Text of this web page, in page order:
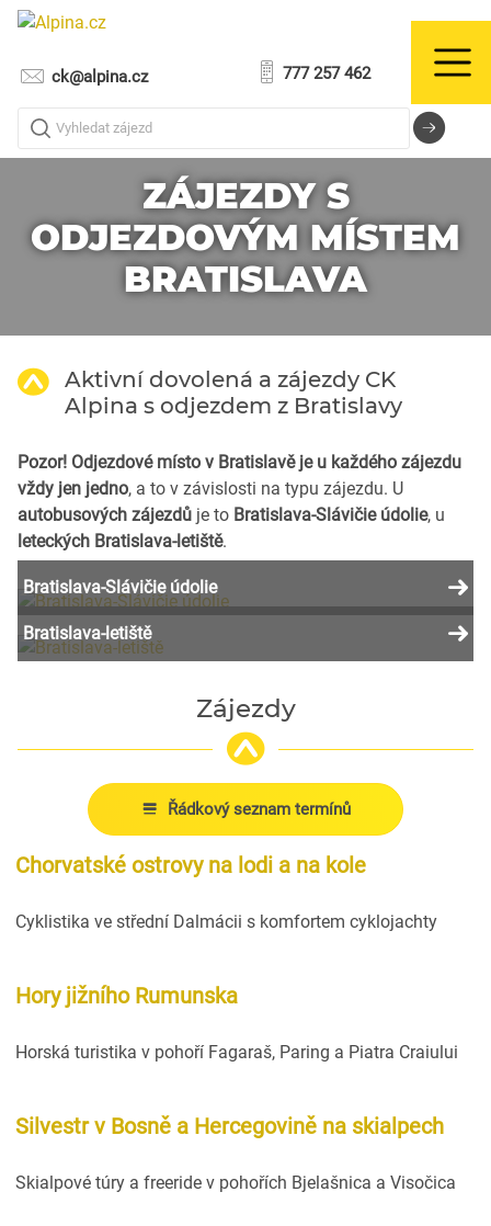
ck@alpina.cz 777 257 462
Vyhledat zájezd
ZÁJEZDY S
ODJEZDOVÝM MÍSTEM
BRATISLAVA
Aktivní dovolená a zájezdy CK
Alpina s odjezdem z Bratislavy
Pozor! Odjezdové místo v Bratislavě je u každého zájezdu
vždy jen jedno, a to v závislosti na typu zájezdu. U
autobusových zájezdů je to Bratislava-Slávičie údolie, u
leteckých Bratislava-letiště.
Bratislava-Slávičie údolie
Bratislava-letiště
Zájezdy
Řádkový seznam termínů
Chorvatské ostrovy na lodi a na kole
Cyklistika ve střední Dalmácii s komfortem cyklojachty
Hory jižního Rumunska
Horská turistika v pohoří Fagaraš, Paring a Piatra Craiului
Silvestr v Bosně a Hercegovině na skialpech
Skialpové túry a freeride v pohořích Bjelašnica a Visočica